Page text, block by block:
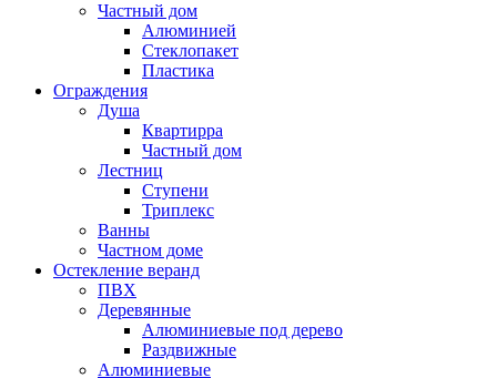
Частный дом
Алюминией
Стеклопакет
Пластика
Ограждения
Душа
Квартирра
Частный дом
Лестниц
Ступени
Триплекс
Ванны
Частном доме
Остекление веранд
ПВХ
Деревянные
Алюминиевые под дерево
Раздвижные
Алюминиевые